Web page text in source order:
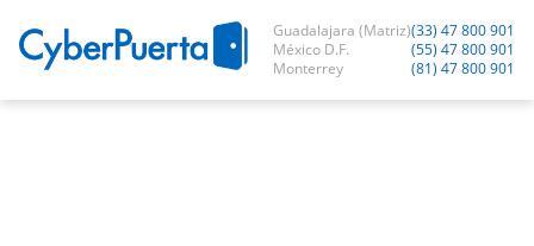
Guadalajara (Matriz)
México D.F.
Monterrey
(33) 47 800 901
(55) 47 800 901
(81) 47 800 901